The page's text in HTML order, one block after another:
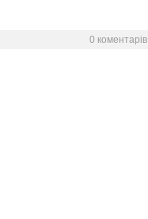
0 коментарів